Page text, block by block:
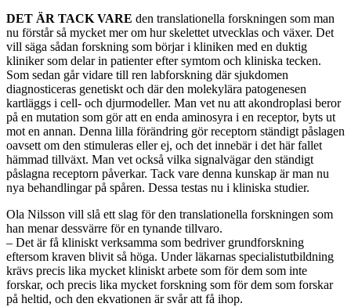
DET ÄR TACK VARE den translationella forskningen som man
nu förstår så mycket mer om hur skelettet utvecklas och växer. Det
vill säga sådan forskning som börjar i kliniken med en duktig
kliniker som delar in patienter efter symtom och kliniska tecken.
Som sedan går vidare till ren labforskning där sjukdomen
diagnosticeras genetiskt och där den molekylära patogenesen
kartläggs i cell- och djurmodeller. Man vet nu att akondroplasi beror
på en mutation som gör att en enda aminosyra i en receptor, byts ut
mot en annan. Denna lilla förändring gör receptorn ständigt påslagen
oavsett om den stimuleras eller ej, och det innebär i det här fallet
hämmad tillväxt. Man vet också vilka signalvägar den ständigt
påslagna receptorn påverkar. Tack vare denna kunskap är man nu
nya behandlingar på spåren. Dessa testas nu i kliniska studier.
Ola Nilsson vill slå ett slag för den translationella forskningen som
han menar dessvärre för en tynande tillvaro.
– Det är få kliniskt verksamma som bedriver grundforskning
eftersom kraven blivit så höga. Under läkarnas specialistutbildning
krävs precis lika mycket kliniskt arbete som för dem som inte
forskar, och precis lika mycket forskning som för dem som forskar
på heltid, och den ekvationen är svår att få ihop.